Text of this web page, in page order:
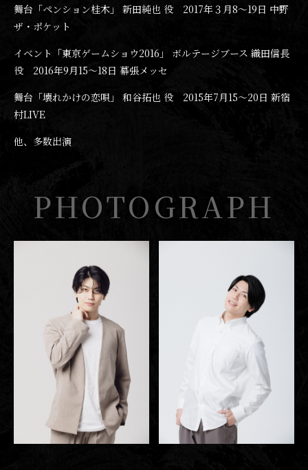
舞台「ペンション桂木」 新田純也 役 2017年３月8〜19日 中野
ザ・ポケット
イベント「東京ゲームショウ2016」 ボルテージブース 織田信長
役 2016年9月15〜18日 幕張メッセ
舞台「壊れかけの恋唄」 和谷拓也 役 2015年7月15〜20日 新宿
村LIVE
他、多数出演
PHOTOGRAPH